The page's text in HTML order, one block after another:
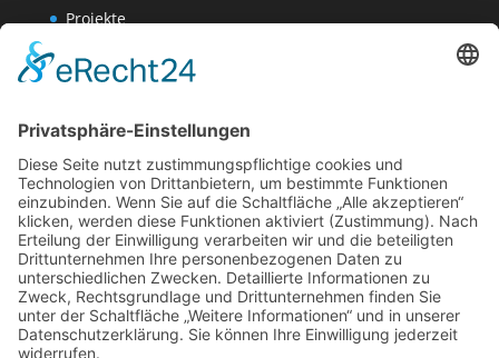
Projekte
Wissenschaften-AG
Datenschutzerklärung
Website Administration